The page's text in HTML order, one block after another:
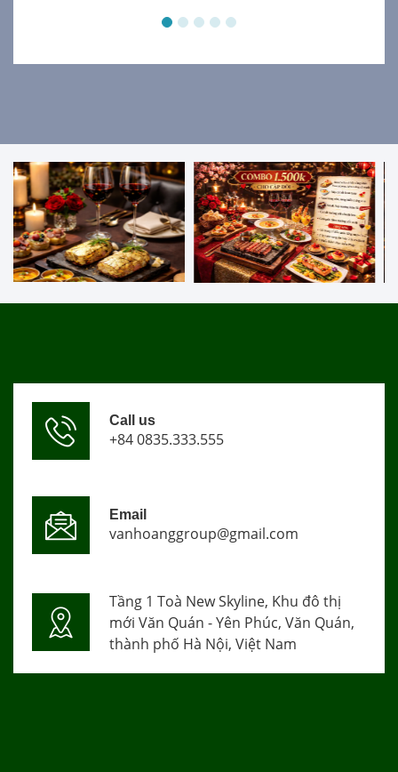
Call us
+84 0835.333.555
Email
vanhoanggroup@gmail.com
Tầng 1 Toà New Skyline, Khu đô thị
mới Văn Quán - Yên Phúc, Văn Quán,
thành phố Hà Nội, Việt Nam